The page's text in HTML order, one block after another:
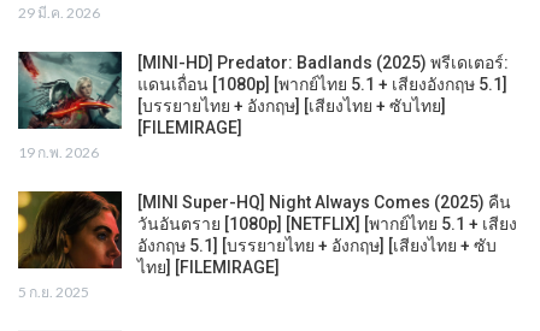
29 มี.ค. 2026
[MINI-HD] Predator: Badlands (2025) พรีเดเตอร์:
แดนเถื่อน [1080p] [พากย์ไทย 5.1 + เสียงอังกฤษ 5.1]
[บรรยายไทย + อังกฤษ] [เสียงไทย + ซับไทย]
[FILEMIRAGE]
19 ก.พ. 2026
[MINI Super-HQ] Night Always Comes (2025) คืน
วันอันตราย [1080p] [NETFLIX] [พากย์ไทย 5.1 + เสียง
อังกฤษ 5.1] [บรรยายไทย + อังกฤษ] [เสียงไทย + ซับ
ไทย] [FILEMIRAGE]
5 ก.ย. 2025